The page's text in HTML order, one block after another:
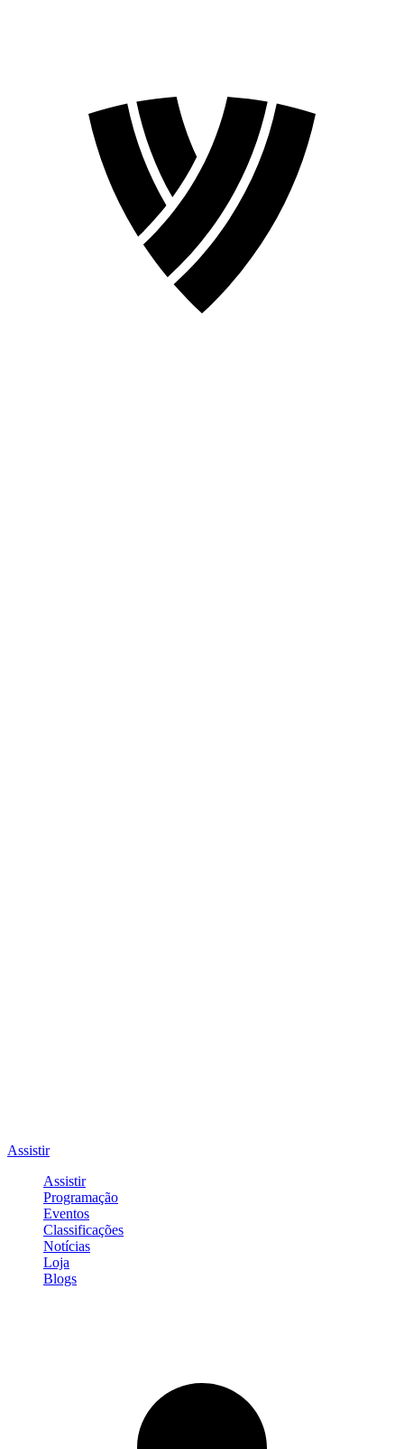
Assistir
Assistir
Programação
Eventos
Classificações
Notícias
Loja
Blogs